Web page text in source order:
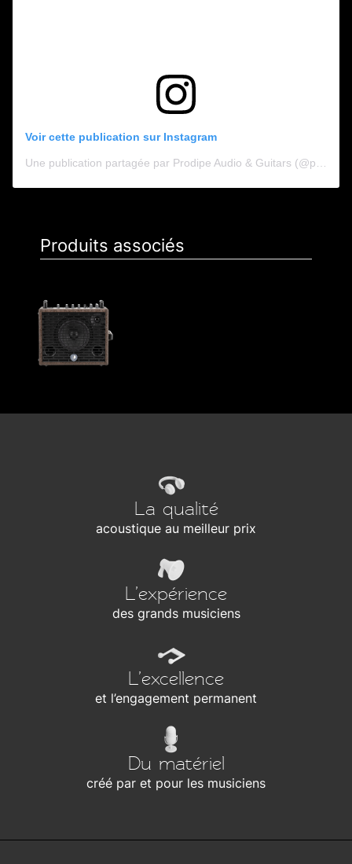
Voir cette publication sur Instagram
Produits associés
La qualité
acoustique au meilleur prix
L’expérience
des grands musiciens
L’excellence
et l’engagement permanent
Du matériel
créé par et pour les musiciens